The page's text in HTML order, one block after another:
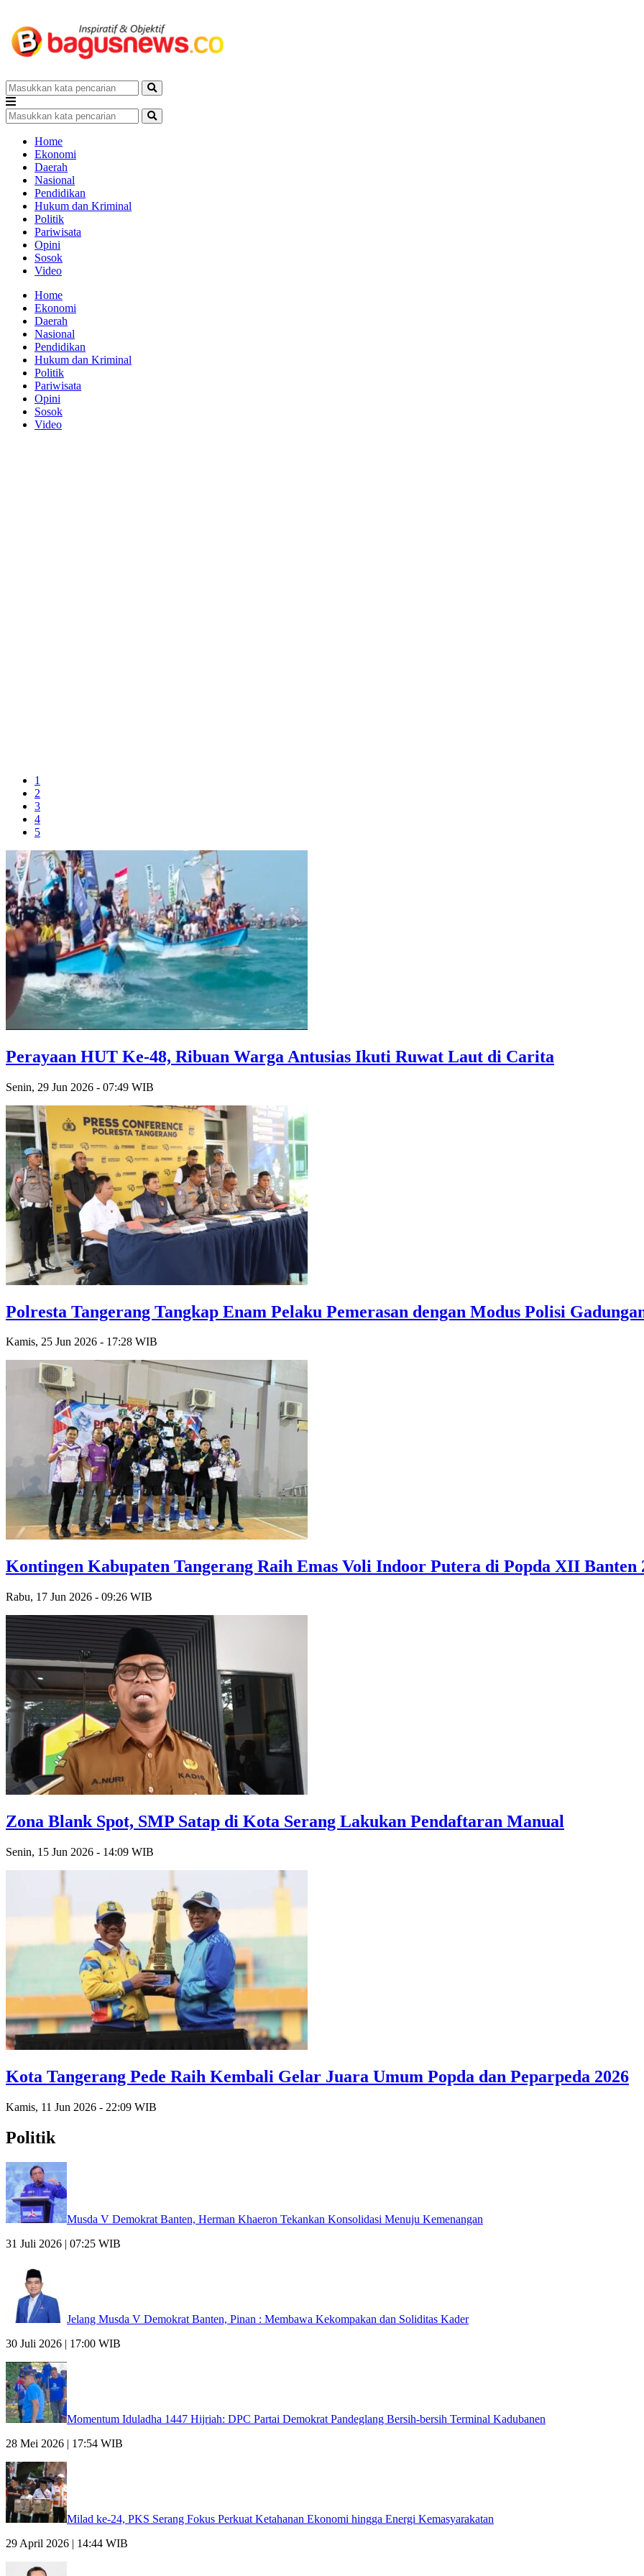
Home
Ekonomi
Daerah
Nasional
Pendidikan
Hukum dan Kriminal
Politik
Pariwisata
Opini
Sosok
Video
Home
Ekonomi
Daerah
Nasional
Pendidikan
Hukum dan Kriminal
Politik
Pariwisata
Opini
Sosok
Video
1
2
3
4
5
Perayaan HUT Ke-48, Ribuan Warga Antusias Ikuti Ruwat Laut di Carita
Senin, 29 Jun 2026 - 07:49 WIB
Polresta Tangerang Tangkap Enam Pelaku Pemerasan dengan Modus Polisi
Kamis, 25 Jun 2026 - 17:28 WIB
Kontingen Kabupaten Tangerang Raih Emas Voli Indoor Putera di Popda XII Banten
Rabu, 17 Jun 2026 - 09:26 WIB
Zona Blank Spot, SMP Satap di Kota Serang Lakukan Pendaftaran Manual
Senin, 15 Jun 2026 - 14:09 WIB
Kota Tangerang Pede Raih Kembali Gelar Juara Umum Popda dan Peparpeda 2026
Kamis, 11 Jun 2026 - 22:09 WIB
Politik
Musda V Demokrat Banten, Herman Khaeron Tekankan Konsolidasi Menuju Kemenangan
31 Juli 2026 | 07:25 WIB
Jelang Musda V Demokrat Banten, Pinan : Membawa Kekompakan dan Soliditas Kader
30 Juli 2026 | 17:00 WIB
Momentum Iduladha 1447 Hijriah: DPC Partai Demokrat Pandeglang Bersih-bersih Terminal Kadubanen
28 Mei 2026 | 17:54 WIB
Milad ke-24, PKS Serang Fokus Perkuat Ketahanan Ekonomi hingga Energi Kemasyarakatan
29 April 2026 | 14:44 WIB